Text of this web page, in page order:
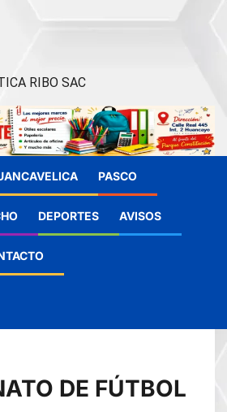
RIBO SAC
PASCO
DEPORTES AVISOS
DE FÚTBOL